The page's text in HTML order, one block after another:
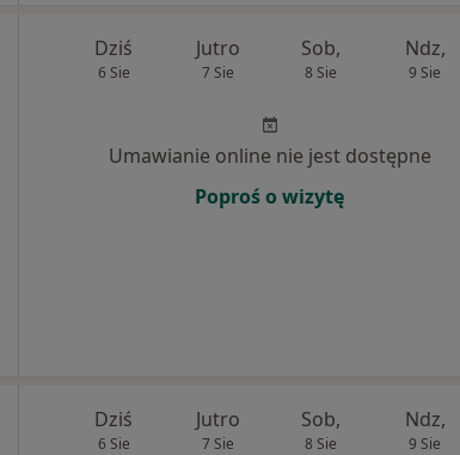
Dziś
6 Sie
Jutro
7 Sie
Sob,
8 Sie
Ndz,
9 Sie
Umawianie online nie jest dostępne
Poproś o wizytę
Dziś
6 Sie
Jutro
7 Sie
Sob,
8 Sie
Ndz,
9 Sie